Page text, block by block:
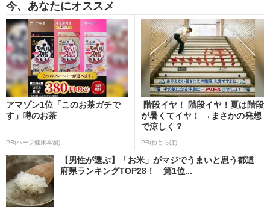
今、あなたにオススメ
アマゾン1位「このお茶ガチで
す」噂のお茶
PR(ハーブ健康本舗)
階段イヤ！ 階段イヤ！夏は階段
が暑くてイヤ！ →まさかの発想
で涼しく？
PR(ねとらぼ)
【男性が選ぶ】「お米」がマジでうまいと思う都道
府県ランキングTOP28！ 第1位...